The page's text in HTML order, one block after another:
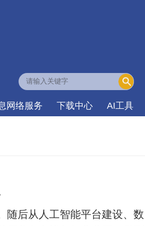
网络服务 下载中心 AI工具
随后从人工智能平台建设、数